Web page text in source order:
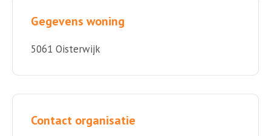
Gegevens woning
5061 Oisterwijk
Contact organisatie